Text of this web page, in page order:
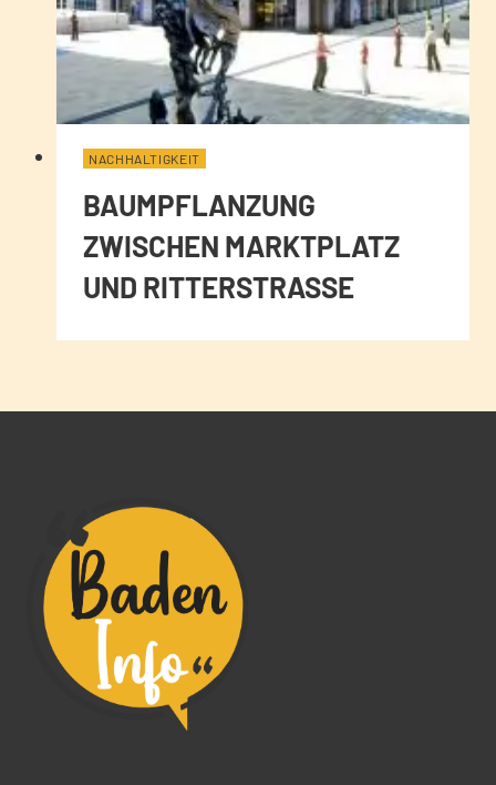
NACHHALTIGKEIT
BAUMPFLANZUNG
ZWISCHEN MARKTPLATZ
UND RITTERSTRASSE